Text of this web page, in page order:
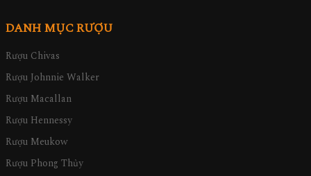
DANH MỤC RƯỢU
Rượu Chivas
Rượu Johnnie Walker
Rượu Macallan
Rượu Hennessy
Rượu Meukow
Rượu Phong Thủy